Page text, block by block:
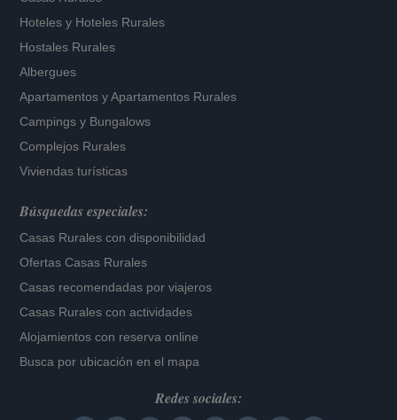
Hoteles y Hoteles Rurales
Hostales Rurales
Albergues
Apartamentos yApartamentos Rurales
Campings y Bungalows
Complejos Rurales
Viviendas turísticas
Búsquedas especiales:
Casas Rurales con disponibilidad
Ofertas Casas Rurales
Casas recomendadas por viajeros
Casas Rurales con actividades
Alojamientos con reserva online
Busca por ubicación en el mapa
Redes sociales: